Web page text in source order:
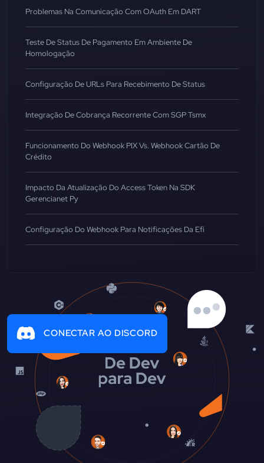
Problemas Na Comunicação Com OAuth Em DART
Teste De Status De Pagamento Em Ambiente De
Homologação
Configuração De URLs Para Recebimento De Status
Integração De Cobrança Recorrente Com SGP Tsmx
Funcionamento Do Webhook PIX Vs. Webhook Cartão De
Crédito
Impacto Da Atualização Do Access Token Na SDK
Gerencianet Py
Configuração Do Webhook Para Notificações Da Efí
CONECTAR AO DISCORD